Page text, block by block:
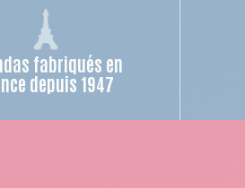
fabriqués en
depuis 1947